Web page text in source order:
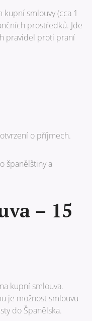
smlouvy (cca 1
prostředků. Jde
pravidel proti praní
o příjmech.
španělštiny a
– 15
kupní smlouva.
je možnost smlouvu
do Španělska.